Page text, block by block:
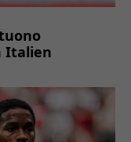
Italien